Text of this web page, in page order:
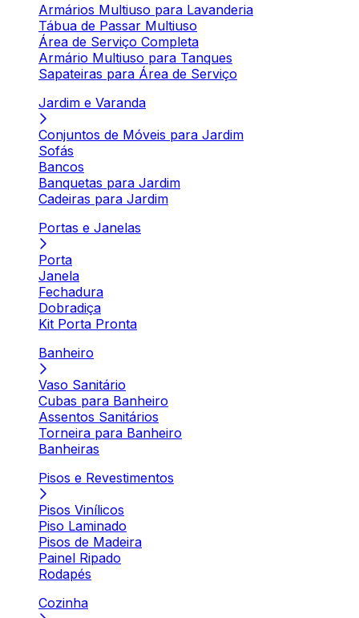
Armários Multiuso para Lavanderia
Tábua de Passar Multiuso
Área de Serviço Completa
Armário Multiuso para Tanques
Sapateiras para Área de Serviço
Jardim e Varanda
Conjuntos de Móveis para Jardim
Sofás
Bancos
Banquetas para Jardim
Cadeiras para Jardim
Portas e Janelas
Porta
Janela
Fechadura
Dobradiça
Kit Porta Pronta
Banheiro
Vaso Sanitário
Cubas para Banheiro
Assentos Sanitários
Torneira para Banheiro
Banheiras
Pisos e Revestimentos
Pisos Vinílicos
Piso Laminado
Pisos de Madeira
Painel Ripado
Rodapés
Cozinha